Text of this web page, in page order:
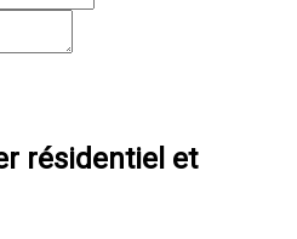
résidentiel et